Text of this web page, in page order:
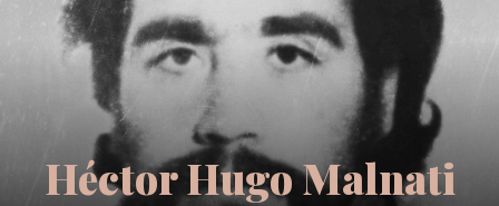
Héctor Hugo Malnati